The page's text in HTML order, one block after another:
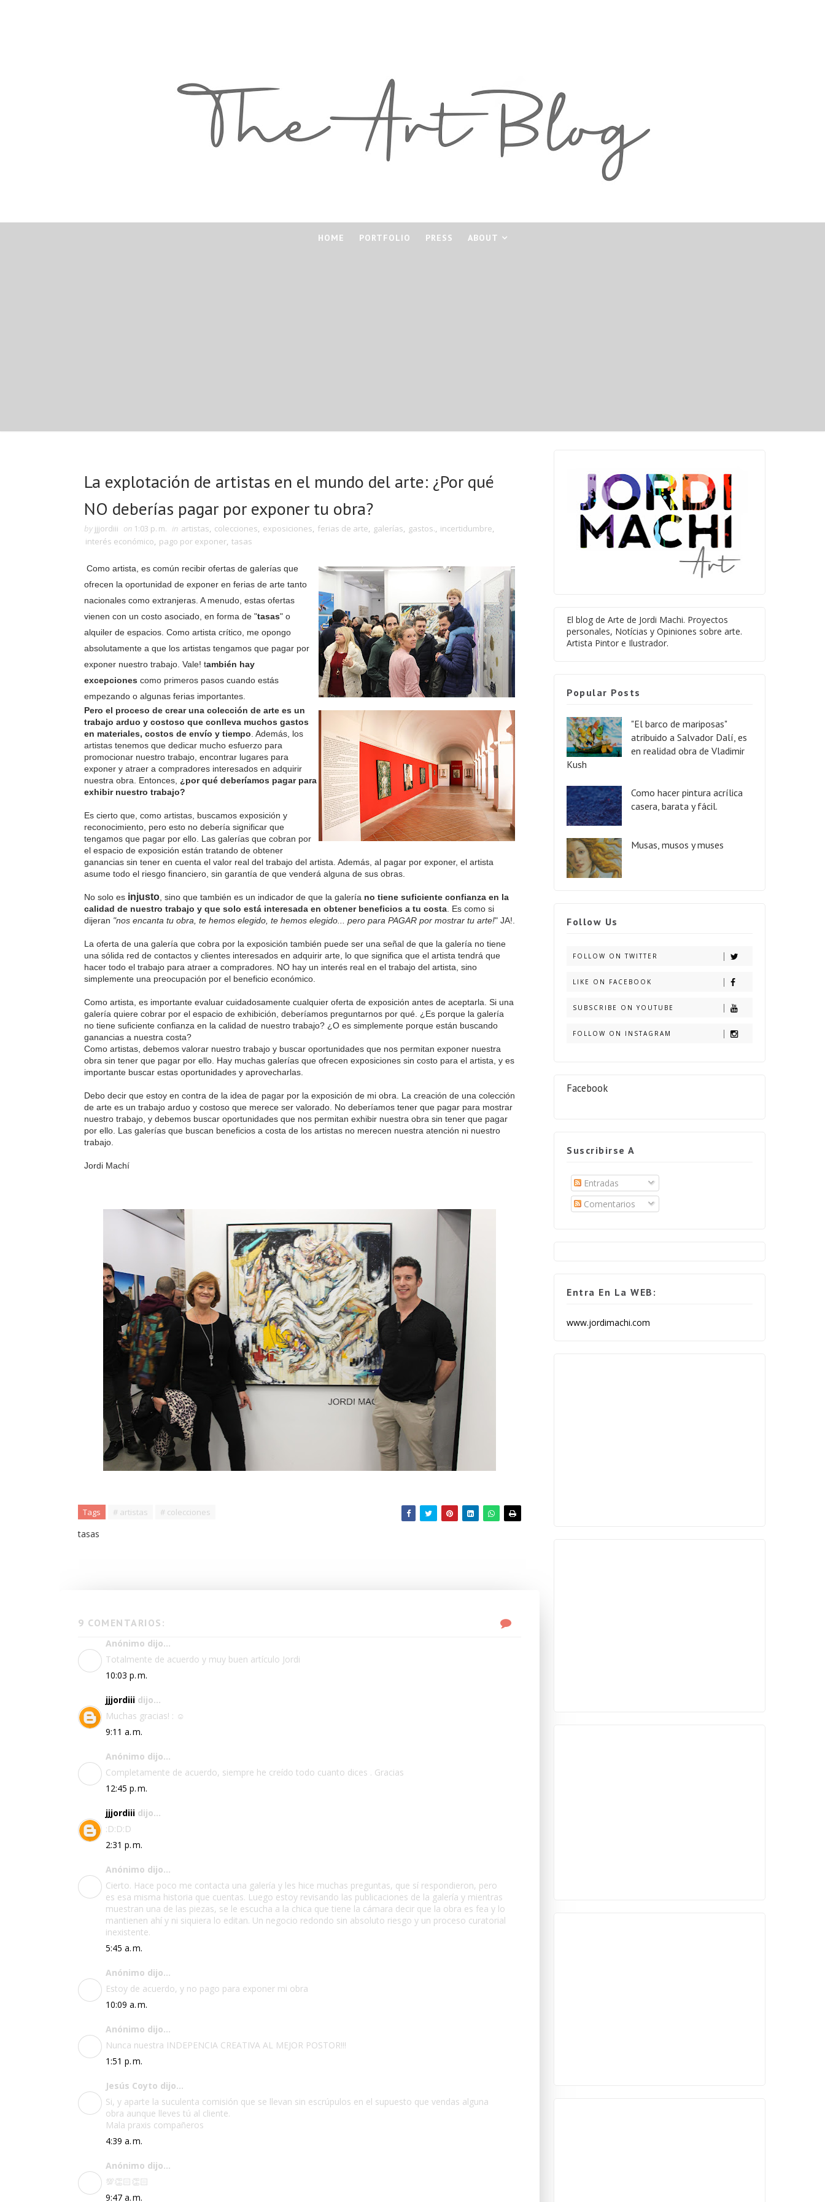
HOME PORTFOLIO PRESS ABOUT
La explotación de artistas en el mundo del arte: ¿Por qué
NO deberías pagar por exponer tu obra?
by jjjordiii on 1:03 p. m. in artistas, colecciones, exposiciones, ferias de arte, galerías, gastos., incertidumbre,
interés económico, pago por exponer, tasas
Como artista, es común recibir ofertas de galerías que
ofrecen la oportunidad de exponer en ferias de arte tanto
nacionales como extranjeras. A menudo, estas ofertas
vienen con un costo asociado, en forma de "tasas" o
alquiler de espacios. Como artista crítico, me opongo
absolutamente a que los artistas tengamos que pagar por
exponer nuestro trabajo. Vale! también hay
excepciones como primeros pasos cuando estás
empezando o algunas ferias importantes.
Pero el proceso de crear una colección de arte es un
trabajo arduo y costoso que conlleva muchos gastos
en materiales, costos de envío y tiempo . Además, los
artistas tenemos que dedicar mucho esfuerzo para
promocionar nuestro trabajo, encontrar lugares para
exponer y atraer a compradores interesados en adquirir
nuestra obra. Entonces, ¿por qué deberíamos pagar para
exhibir nuestro trabajo?
Es cierto que, como artistas, buscamos exposición y
reconocimiento, pero esto no debería significar que
tengamos que pagar por ello. Las galerías que cobran por
el espacio de exposición están tratando de obtener
ganancias sin tener en cuenta el valor real del trabajo del artista. Además, al pagar por exponer, el artista
asume todo el riesgo financiero, sin garantía de que venderá alguna de sus obras.
No solo es injusto , sino que también es un indicador de que la galería no tiene suficiente confianza en la
calidad de nuestro trabajo y que solo está interesada en obtener beneficios a tu costa . Es como si
dijeran "nos encanta tu obra, te hemos elegido, te hemos elegido... pero para PAGAR por mostrar tu arte!" JA!.
La oferta de una galería que cobra por la exposición también puede ser una señal de que la galería no tiene
una sólida red de contactos y clientes interesados en adquirir arte, lo que significa que el artista tendrá que
hacer todo el trabajo para atraer a compradores. NO hay un interés real en el trabajo del artista, sino
simplemente una preocupación por el beneficio económico.
Como artista, es importante evaluar cuidadosamente cualquier oferta de exposición antes de aceptarla. Si una
galería quiere cobrar por el espacio de exhibición, deberíamos preguntarnos por qué. ¿Es porque la galería
no tiene suficiente confianza en la calidad de nuestro trabajo? ¿O es simplemente porque están buscando
ganancias a nuestra costa?
Como artistas, debemos valorar nuestro trabajo y buscar oportunidades que nos permitan exponer nuestra
obra sin tener que pagar por ello. Hay muchas galerías que ofrecen exposiciones sin costo para el artista, y es
importante buscar estas oportunidades y aprovecharlas.
Debo decir que estoy en contra de la idea de pagar por la exposición de mi obra. La creación de una colección
de arte es un trabajo arduo y costoso que merece ser valorado. No deberíamos tener que pagar para mostrar
nuestro trabajo, y debemos buscar oportunidades que nos permitan exhibir nuestra obra sin tener que pagar
por ello. Las galerías que buscan beneficios a costa de los artistas no merecen nuestra atención ni nuestro
trabajo.
Jordi Machí
Tags # artistas # colecciones
tasas
9 COMENTARIOS:
Anónimo dijo...
Totalmente de acuerdo y muy buen artículo Jordi
10:03 p. m.
jjjordiii dijo...
Muchas gracias! : ☺️
9:11 a. m.
Anónimo dijo...
Completamente de acuerdo, siempre he creído todo cuanto dices . Gracias
12:45 p. m.
jjjordiii dijo...
:D:D:D
2:31 p. m.
Anónimo dijo...
Cierto. Hace poco me contacta una galería y les hice muchas preguntas, que sí respondieron, pero
es esa misma historia que cuentas. Luego estoy revisando las publicaciones de la galería y mientras
muestran una de las piezas, se le escucha a la chica que tiene la cámara decir que la obra es fea y lo
mantienen ahí y ni siquiera lo editan. Un negocio redondo sin absoluto riesgo y un proceso curatorial
inexistente.
5:45 a. m.
Anónimo dijo...
Estoy de acuerdo, y no pago para exponer mi obra
10:09 a. m.
Anónimo dijo...
Nunca nuestra INDEPENCIA CREATIVA AL MEJOR POSTOR!!!
1:51 p. m.
Jesús Coyto dijo...
Si, y aparte la suculenta comisión que se llevan sin escrúpulos en el supuesto que vendas alguna
obra aunque lleves tú al cliente.
Mala praxis compañeros
4:39 a. m.
Anónimo dijo...
💯👏🏻👏🏻
9:47 a. m.
El blog de Arte de Jordi Machi. Proyectos
personales, Notícias y Opiniones sobre arte.
Artista Pintor e Ilustrador.
Popular Posts
"El barco de mariposas"
atribuido a Salvador Dalí, es
en realidad obra de Vladimir
Kush
Como hacer pintura acrílica
casera, barata y fácil.
Musas, musos y muses
Follow Us
FOLLOW ON TWITTER
LIKE ON FACEBOOK
SUBSCRIBE ON YOUTUBE
FOLLOW ON INSTAGRAM
Facebook
Suscribirse A
Entradas
Comentarios
Entra En La WEB:
www.jordimachi.com